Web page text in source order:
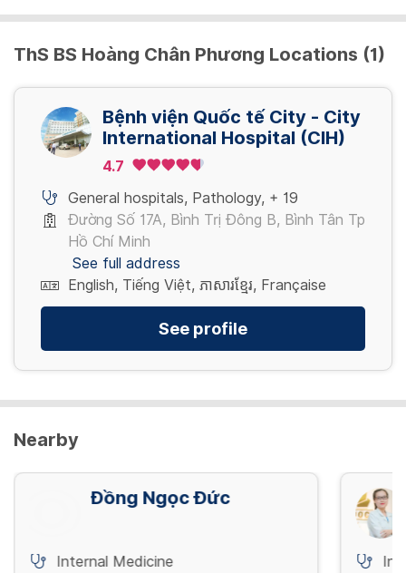
ThS BS Hoàng Chân Phương Locations (1)
Bệnh viện Quốc tế City - City
International Hospital (CIH)
4.7
General hospitals, Pathology, + 19
Đường Số 17A, Bình Trị Đông B, Bình Tân Tp
Hồ Chí Minh
See full address
English, Tiếng Việt, ភាសារខ្មែរ, Française
See profile
Nearby
Đồng Ngọc Đức
Internal Medicine